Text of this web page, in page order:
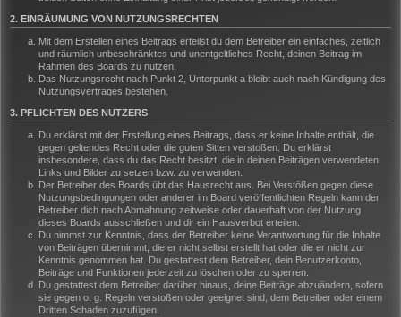
2. EINRÄUMUNG VON NUTZUNGSRECHTEN
Mit dem Erstellen eines Beitrags erteilst du dem Betreiber ein einfaches, zeitlich
und räumlich unbeschränktes und unentgeltliches Recht, deinen Beitrag im
Rahmen des Boards zu nutzen.
Das Nutzungsrecht nach Punkt 2, Unterpunkt a bleibt auch nach Kündigung des
Nutzungsvertrages bestehen.
3. PFLICHTEN DES NUTZERS
Du erklärst mit der Erstellung eines Beitrags, dass er keine Inhalte enthält, die
gegen geltendes Recht oder die guten Sitten verstoßen. Du erklärst
insbesondere, dass du das Recht besitzt, die in deinen Beiträgen verwendeten
Links und Bilder zu setzen bzw. zu verwenden.
Der Betreiber des Boards übt das Hausrecht aus. Bei Verstößen gegen diese
Nutzungsbedingungen oder anderer im Board veröffentlichten Regeln kann der
Betreiber dich nach Abmahnung zeitweise oder dauerhaft von der Nutzung
dieses Boards ausschließen und dir ein Hausverbot erteilen.
Du nimmst zur Kenntnis, dass der Betreiber keine Verantwortung für die Inhalte
von Beiträgen übernimmt, die er nicht selbst erstellt hat oder die er nicht zur
Kenntnis genommen hat. Du gestattest dem Betreiber, dein Benutzerkonto,
Beiträge und Funktionen jederzeit zu löschen oder zu sperren.
Du gestattest dem Betreiber darüber hinaus, deine Beiträge abzuändern, sofern
sie gegen o. g. Regeln verstoßen oder geeignet sind, dem Betreiber oder einem
Dritten Schaden zuzufügen.